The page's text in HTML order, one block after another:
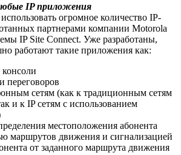
IP приложения
огромное количество IP-
партнерами компании Motorola
IP Site Connect. Уже разработаны,
работают такие приложения как:
консоли
переговоров
сетям (как к традиционным сетям
и к IP сетям с использованием
местоположения абонента
маршрутов движения и сигнализацией
от заданного маршрута движения